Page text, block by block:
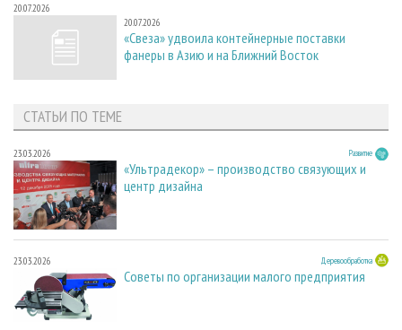
20.07.2026
20.07.2026
«Свеза» удвоила контейнерные поставки
фанеры в Азию и на Ближний Восток
СТАТЬИ ПО ТЕМЕ
23.03.2026 Развитие
«Ультрадекор» – производство связующих и
центр дизайна
23.03.2026 Деревообработка
Советы по организации малого предприятия